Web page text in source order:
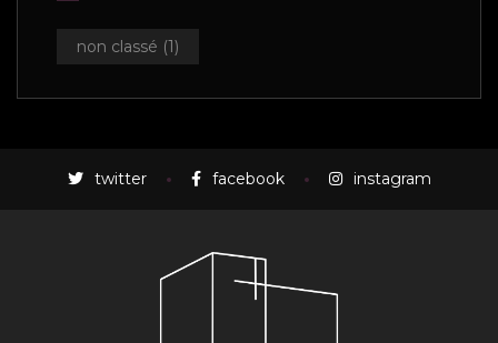
non classé (1)
twitter facebook instagram